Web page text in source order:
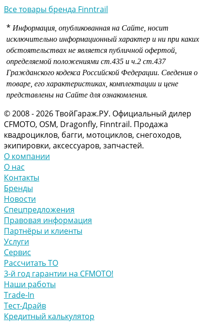
Все товары бренда Finntrail
* Информация, опубликованная на Сайте, носит
исключительно информационный характер и ни при каких
обстоятельствах не является публичной офертой,
определяемой положениями ст.435 и ч.2 ст.437
Гражданского кодекса Российской Федерации. Сведения о
товаре, его характеристиках, комплектации и цене
представлены на Сайте для ознакомления.
© 2008 - 2026 ТвойГараж.РУ. Официальный дилер
CFMOTO, OSM, Dragonfly, Finntrail. Продажа
квадроциклов, багги, мотоциклов, снегоходов,
экипировки, аксессуаров, запчастей.
О компании
О нас
Контакты
Бренды
Новости
Спецпредложения
Правовая информация
Партнёры и клиенты
Услуги
Сервис
Рассчитать ТО
3-й год гарантии на CFMOTO!
Наши работы
Trade-In
Тест-Драйв
Кредитный калькулятор